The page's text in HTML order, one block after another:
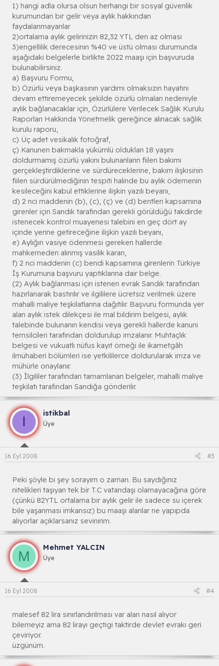
1) hangi adla olursa olsun herhangi bir sosyal güvenlik
kurumundan bir gelir veya aylık hakkından
faydalanmayanlar
2)ortalama aylık gelirinizin 82,32 YTL den az olması
3)engellilik derecesinin %40 ve üstü olması durumunda
aşağıdaki belgelerle birlikte 2022 maaşı için başvuruda
bulunabilirsiniz.
a) Başvuru Formu,
b) Özürlü veya başkasının yardımı olmaksızın hayatını
devam ettiremeyecek şekilde özürlü olmaları nedeniyle
aylık bağlanacaklar için, Özürlülere Verilecek Sağlık Kurulu
Raporları Hakkında Yönetmelik gereğince alınacak sağlık
kurulu raporu,
c) Üç adet vesikalık fotoğraf,
ç) Kanunen bakmakla yükümlü oldukları 18 yaşını
doldurmamış özürlü yakını bulunanların fiilen bakımı
gerçekleştirdiklerine ve sürdüreceklerine, bakım ilişkisinin
fiilen sürdürülmediğinin tespiti halinde bu aylık ödemenin
kesileceğini kabul ettiklerine ilişkin yazılı beyanı,
d) 2 nci maddenin (b), (c), (ç) ve (d) bentleri kapsamına
girenler için Sandık tarafından gerekli görüldüğü takdirde
istenecek kontrol muayenesi talebini en geç dört ay
içinde yerine getireceğine ilişkin yazılı beyanı,
e) Aylığın vasiye ödenmesi gereken hallerde
mahkemeden alınmış vasilik kararı,
f) 2 nci maddenin (c) bendi kapsamına girenlerin Türkiye
İş Kurumuna başvuru yaptıklarına dair belge.
(2) Aylık bağlanması için istenen evrak Sandık tarafından
hazırlanarak bastırılır ve ilgililere ücretsiz verilmek üzere
mahalli maliye teşkilatlarına dağıtılır. Başvuru formunda yer
alan aylık istek dilekçesi ile mal bildirim belgesi, aylık
talebinde bulunanın kendisi veya gerekli hallerde kanuni
temsilcileri tarafından doldurulup imzalanır. Muhtaçlık
belgesi ve vukuatlı nüfus kayıt örneği ile ikametgâh
ilmühaberi bölümleri ise yetkililerce doldurularak imza ve
mühürle onaylanır.
(3) İlgililer tarafından tamamlanan belgeler, mahalli maliye
teşkilatı tarafından Sandığa gönderilir.
I
istikbal
Üye
16 Eyl 2008 #3
Peki şöyle bi şey sorayım o zaman. Bu saydığınız
nitelikleri taşıyan tek bir T.C vatandaşı olamayacağına göre
(çünkü 82YTL ortalama bir aylık gelir ile sadece su içerek
bile yaşanması imkansız) bu maaşı alanlar ne yapıpda
alıyorlar açıklarsanız sevinirim.
M
Mehmet YALCIN
Üye
16 Eyl 2008 #4
malesef 82 lira sınırlandırılması var alan nasıl alıyor
bilemeyiz ama 82 lirayı geçtigi taktirde devlet evrakı geri
çeviriyor.
üzgünüm.